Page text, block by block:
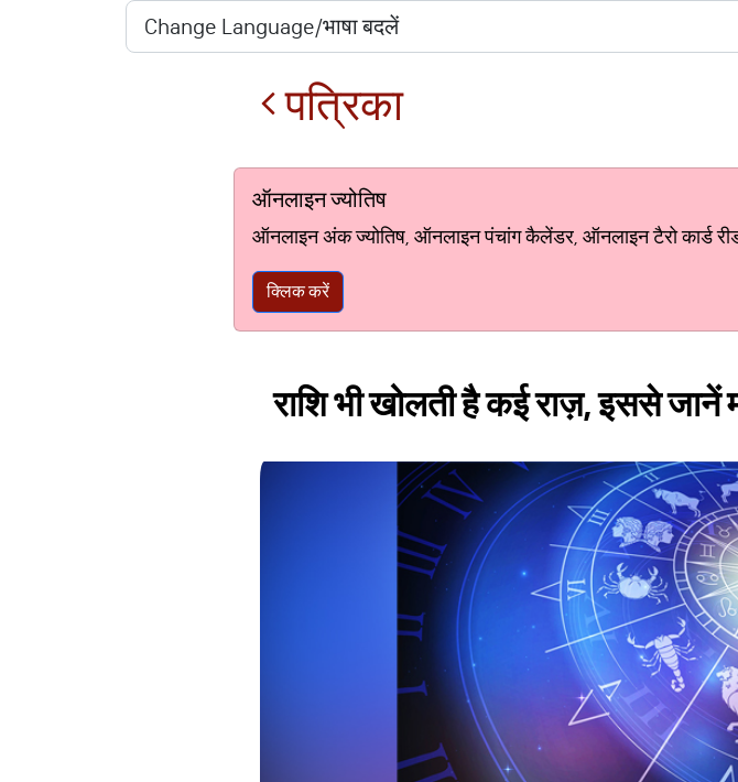
पत्रिका
ऑनलाइन ज्योतिष
ऑनलाइन अंक ज्योतिष, ऑनलाइन पंचांग कैलेंडर, ऑनलाइन टैरो कार्ड
क्लिक करें
राशि भी खोलती है कई राज़, इससे जानें